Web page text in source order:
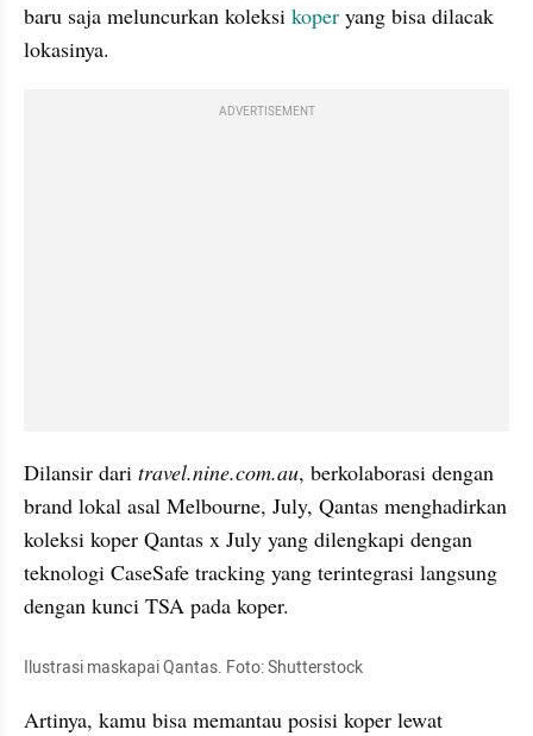
baru saja meluncurkan koleksi koper yang bisa dilacak
lokasinya.
ADVERTISEMENT
Dilansir dari travel.nine.com.au, berkolaborasi dengan
brand lokal asal Melbourne, July, Qantas menghadirkan
koleksi koper Qantas x July yang dilengkapi dengan
teknologi CaseSafe tracking yang terintegrasi langsung
dengan kunci TSA pada koper.
Ilustrasi maskapai Qantas. Foto: Shutterstock
Artinya, kamu bisa memantau posisi koper lewat